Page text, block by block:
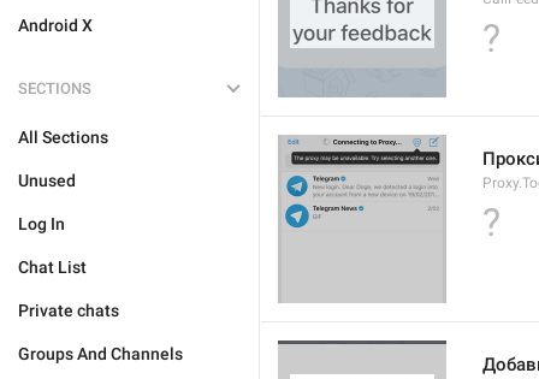
Android X
SECTIONS
All Sections
Unused
Log In
Chat List
Private chats
Groups And Channels
?
?